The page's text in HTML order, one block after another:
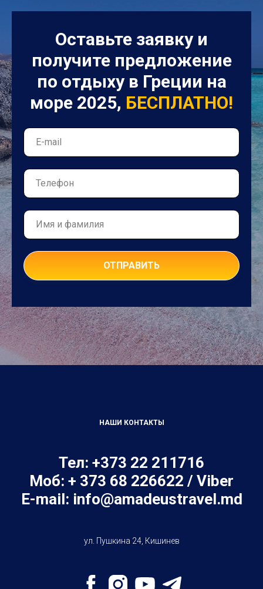
по отдыху в Греции на
море 2025,БЕСПЛАТНО!
ОТПРАВИТЬ
НАШИ КОНТАКТЫ
info@amadeustravel.md
ул. Пушкина 24, Кишинев